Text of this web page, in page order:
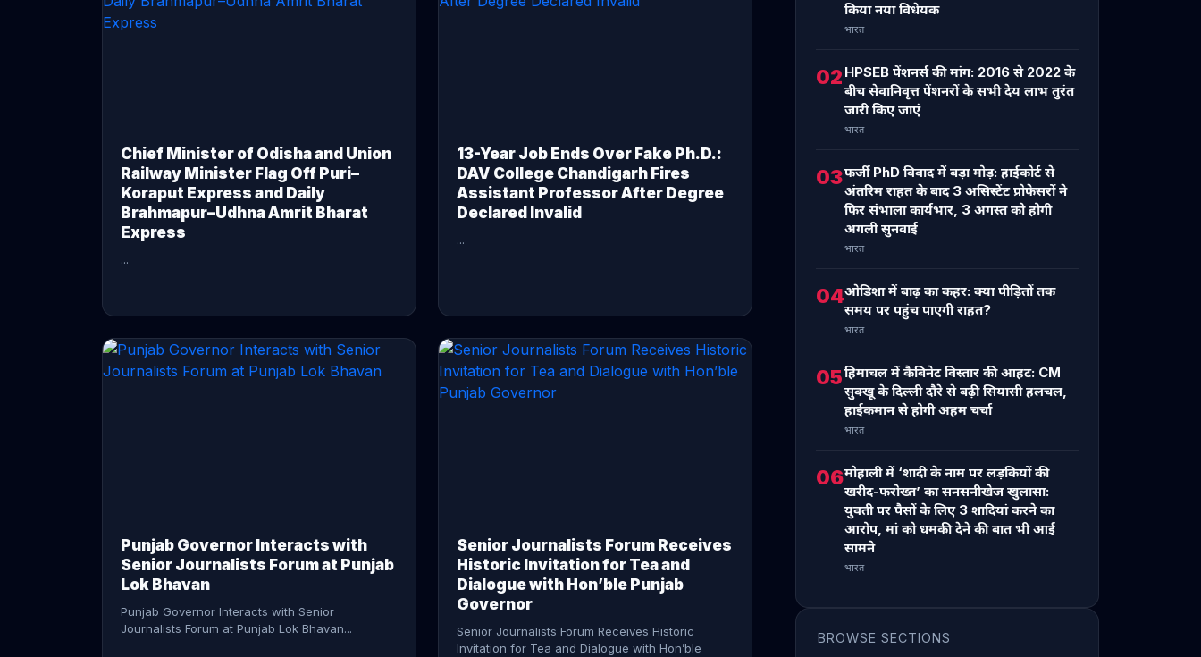
Chief Minister of Odisha and Union
Railway Minister Flag Off Puri–
Koraput Express and Daily
Brahmapur–Udhna Amrit Bharat
Express
...
13-Year Job Ends Over Fake Ph.D.:
DAV College Chandigarh Fires
Assistant Professor After Degree
Declared Invalid
...
Punjab Governor Interacts with
Senior Journalists Forum at Punjab
Lok Bhavan
Punjab Governor Interacts with Senior
Journalists Forum at Punjab Lok Bhavan...
Senior Journalists Forum Receives
Historic Invitation for Tea and
Dialogue with Hon’ble Punjab
Governor
Senior Journalists Forum Receives Historic
Invitation for Tea and Dialogue with Hon’ble
किया नया विधेयक
भारत
02 HPSEB पेंशनर्स की मांग: 2016 से 2022 के
बीच सेवानिवृत्त पेंशनरों के सभी देय लाभ तुरंत
जारी किए जाएं
भारत
03फर्जी PhD विवाद में बड़ा मोड़: हाईकोर्ट से
अंतरिम राहत के बाद 3 असिस्टेंट प्रोफेसरों ने
फिर संभाला कार्यभार, 3 अगस्त को होगी
अगली सुनवाई
भारत
04ओडिशा में बाढ़ का कहर: क्या पीड़ितों तक
समय पर पहुंच पाएगी राहत?
भारत
05हिमाचल में कैबिनेट विस्तार की आहट: CM
सुक्खू के दिल्ली दौरे से बढ़ी सियासी हलचल,
हाईकमान से होगी अहम चर्चा
भारत
06मोहाली में ‘शादी के नाम पर लड़कियों की
खरीद-फरोख्त’ का सनसनीखेज खुलासा:
युवती पर पैसों के लिए 3 शादियां करने का
आरोप, मां को धमकी देने की बात भी आई
सामने
भारत
BROWSE SECTIONS